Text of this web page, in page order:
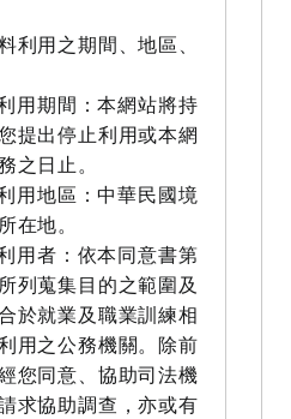
利用之期間、地區、
用期間：本網站將持
提出停止利用或本網
之日止。
用地區：中華民國境
在地。
用者：依本同意書第
列蒐集目的之範圍及
於就業及職業訓練相
用之公務機關。除前
您同意、協助司法機
求協助調查，亦或有